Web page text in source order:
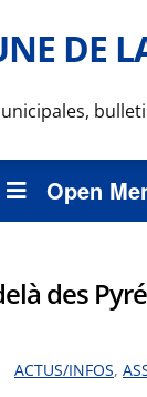
DE
Open
des
ACTUS/INFOS,